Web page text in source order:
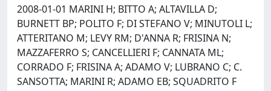
2008-01-01 MARINI H; BITTO A; ALTAVILLA D;
BURNETT BP; POLITO F; DI STEFANO V; MINUTOLI L;
ATTERITANO M; LEVY RM; D'ANNA R; FRISINA N;
MAZZAFERRO S; CANCELLIERI F; CANNATA ML;
CORRADO F; FRISINA A; ADAMO V; LUBRANO C; C.
SANSOTTA; MARINI R; ADAMO EB; SQUADRITO F